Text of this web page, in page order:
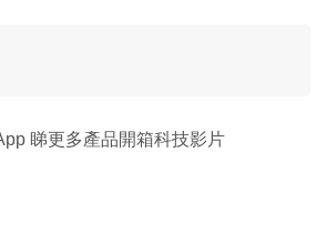
睇更多產品開箱科技影片